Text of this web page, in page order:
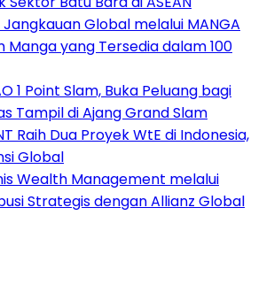
Jangkauan Global melalui MANGA
Manga yang Tersedia dalam 100
1 Point Slam, Buka Peluang bagi
Tampil di Ajang Grand Slam
Raih Dua Proyek WtE di Indonesia,
Global
Wealth Management melalui
Strategis dengan Allianz Global